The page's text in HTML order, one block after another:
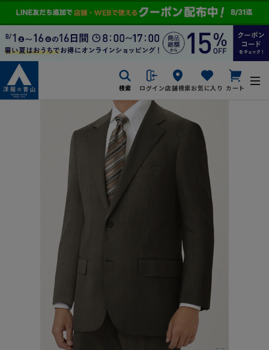
検索 ログイン店舗検索お気に入り カート